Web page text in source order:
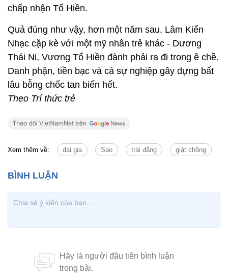
chấp nhận Tổ Hiền.
Quả đúng như vậy, hơn một năm sau, Lâm Kiến
Nhạc cặp kè với một mỹ nhân trẻ khác - Dương
Thái Ni, Vương Tổ Hiền đành phải ra đi trong ê chề.
Danh phận, tiền bạc và cả sự nghiệp gây dựng bất
lâu bỗng chốc tan biến hết.
Theo Trí thức trẻ
Xem thêm về: đại gia Sao trái đắng giật chồng